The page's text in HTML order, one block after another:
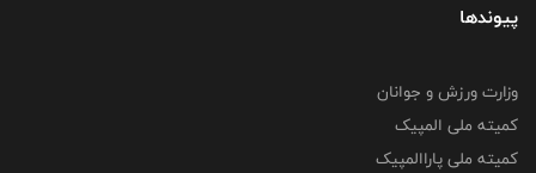
پیوندها
وزارت ورزش و جوانان
کمیته ملی المپیک
کمیته ملی پاراالمپیک